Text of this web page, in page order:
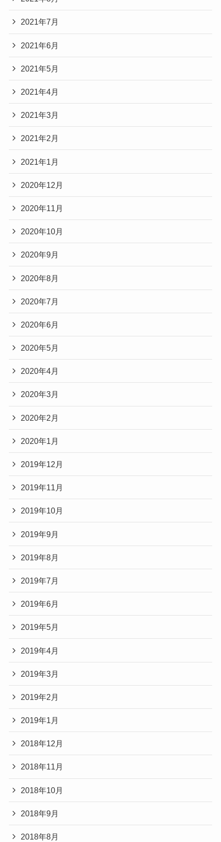
2021年7月
2021年6月
2021年5月
2021年4月
2021年3月
2021年2月
2021年1月
2020年12月
2020年11月
2020年10月
2020年9月
2020年8月
2020年7月
2020年6月
2020年5月
2020年4月
2020年3月
2020年2月
2020年1月
2019年12月
2019年11月
2019年10月
2019年9月
2019年8月
2019年7月
2019年6月
2019年5月
2019年4月
2019年3月
2019年2月
2019年1月
2018年12月
2018年11月
2018年10月
2018年9月
2018年8月